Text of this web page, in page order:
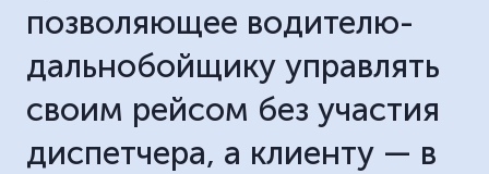
позволяющее водителю-
дальнобойщику управлять
своим рейсом без участия
диспетчера, а клиенту — в